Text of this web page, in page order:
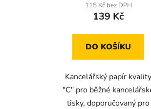
115 Kč bez DPH
139 Kč
DO KOŠÍKU
Kancelářský papír kvality
"C" pro běžné
tisky, doporučovaný pro